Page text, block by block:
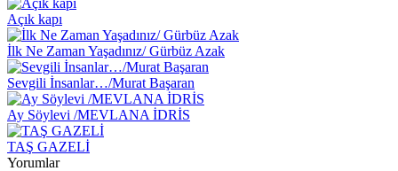
Açık kapı
İlk Ne Zaman Yaşadınız/ Gürbüz Azak
Sevgili İnsanlar…/Murat Başaran
Ay Söylevi /MEVLANA İDRİS
TAŞ GAZELİ
Yorumlar